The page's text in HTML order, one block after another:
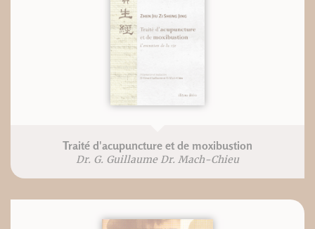
Traité d'acupuncture et de moxibustion
Dr. G. Guillaume Dr. Mach-Chieu